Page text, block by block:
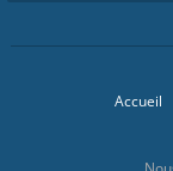
Accueil